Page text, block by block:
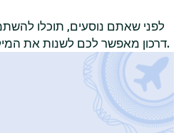
לפני שאתם נוסעים, תוכלו
דרכון מאפשר לכם לשנות את המיקום שלכם ולמצוא התאמות עם חברי טינדר בעיר אחרת.